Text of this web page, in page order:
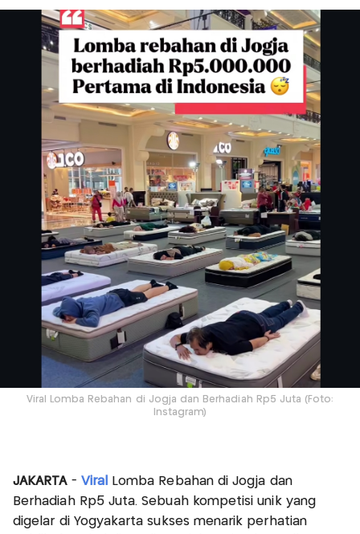
Viral Lomba Rebahan di Jogja dan Berhadiah Rp5 Juta (Foto:
Instagram)
JAKARTA - Viral
Lomba Rebahan di Jogja dan
Berhadiah Rp5 Juta. Sebuah kompetisi unik yang
digelar di Yogyakarta sukses menarik perhatian